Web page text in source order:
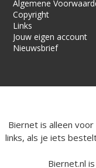
Algemene
Copyright
Links
Jouw eigen account
Nieuwsbrief
Biernet is alleen
links, als je iets
Biernet.nl